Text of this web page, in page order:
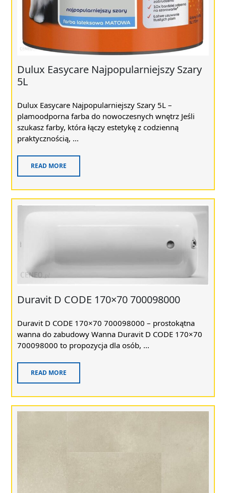
Dulux Easycare Najpopularniejszy Szary
5L
Dulux Easycare Najpopularniejszy Szary 5L –
plamoodporna farba do nowoczesnych wnętrz Jeśli
szukasz farby, która łączy estetykę z codzienną
praktycznością, ...
READ MORE
Duravit D CODE 170×70 700098000
Duravit D CODE 170×70 700098000 – prostokątna
wanna do zabudowy Wanna Duravit D CODE 170×70
700098000 to propozycja dla osób, ...
READ MORE